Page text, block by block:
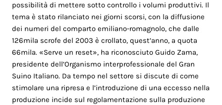
possibilità di mettere sotto controllo i volumi produttivi. Il
tema è stato rilanciato nei giorni scorsi, con la diffusione
dei numeri del comparto emiliano-romagnolo, che dalle
126mila scrofe del 2003 è crollato, quest’anno, a quota
66mila. «Serve un reset», ha riconosciuto Guido Zama,
presidente dell’Organismo interprofessionale del Gran
Suino Italiano. Da tempo nel settore si discute di come
stimolare una ripresa e l’introduzione di una eccesso nella
produzione incide sul regolamentazione sulla produzione